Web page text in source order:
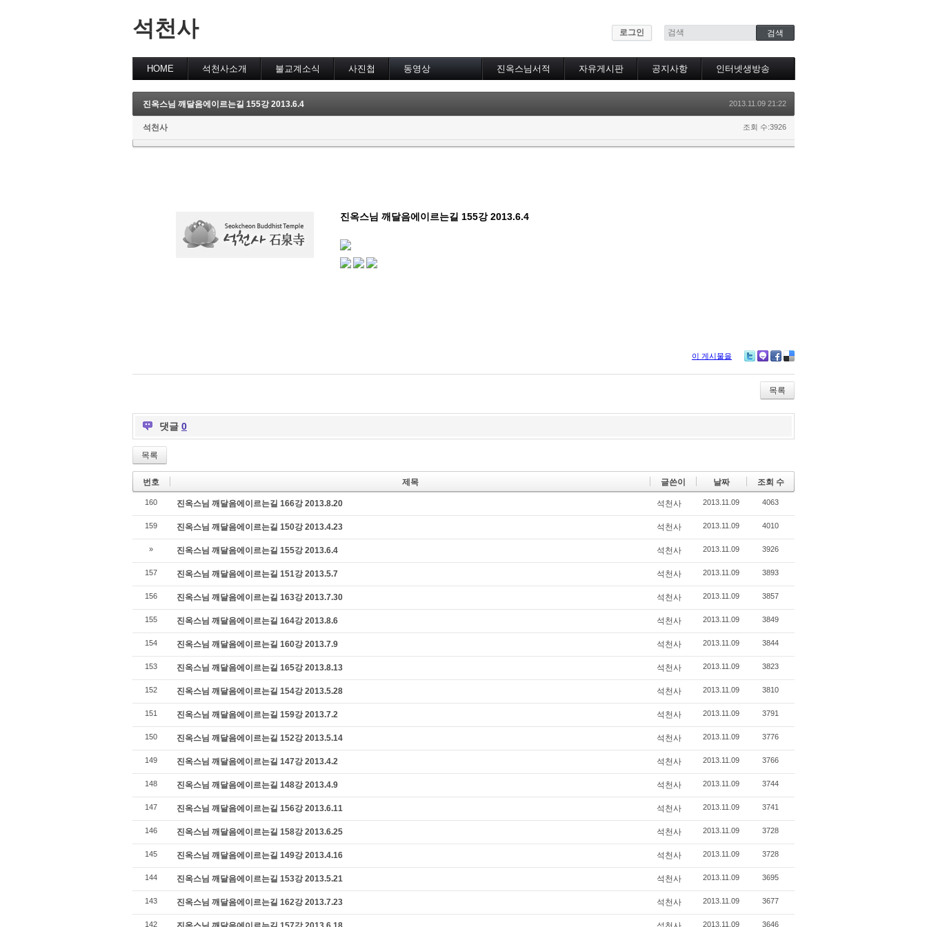
석천사 로그인
HOME 석천사소개 불교계소식 사진첩 동영상
특별법회
람림
법성게
보살37수행법
진옥스님서적 자유게시판 공지사항 인터넷생방송
진옥스님 깨달음에이르는길 155강 2013.6.4
2013.11.09 21:22
석천사 조회 수:3926
진옥스님 깨달음에이르는길 155강 2013.6.4
이 게시물을
y
bo
ok
ou
s
목록
댓글 0
목록
번호 제목 글쓴이 날짜 조회 수
160 진옥스님 깨달음에이르는길 166강 2013.8.20 석천사 2013.11.09 4063
159 진옥스님 깨달음에이르는길 150강 2013.4.23 석천사 2013.11.09 4010
» 진옥스님 깨달음에이르는길 155강 2013.6.4 석천사 2013.11.09 3926
157 진옥스님 깨달음에이르는길 151강 2013.5.7 석천사 2013.11.09 3893
156 진옥스님 깨달음에이르는길 163강 2013.7.30 석천사 2013.11.09 3857
155 진옥스님 깨달음에이르는길 164강 2013.8.6 석천사 2013.11.09 3849
154 진옥스님 깨달음에이르는길 160강 2013.7.9 석천사 2013.11.09 3844
153 진옥스님 깨달음에이르는길 165강 2013.8.13 석천사 2013.11.09 3823
152 진옥스님 깨달음에이르는길 154강 2013.5.28 석천사 2013.11.09 3810
151 진옥스님 깨달음에이르는길 159강 2013.7.2 석천사 2013.11.09 3791
150 진옥스님 깨달음에이르는길 152강 2013.5.14 석천사 2013.11.09 3776
149 진옥스님 깨달음에이르는길 147강 2013.4.2 석천사 2013.11.09 3766
148 진옥스님 깨달음에이르는길 148강 2013.4.9 석천사 2013.11.09 3744
147 진옥스님 깨달음에이르는길 156강 2013.6.11 석천사 2013.11.09 3741
146 진옥스님 깨달음에이르는길 158강 2013.6.25 석천사 2013.11.09 3728
145 진옥스님 깨달음에이르는길 149강 2013.4.16 석천사 2013.11.09 3728
144 진옥스님 깨달음에이르는길 153강 2013.5.21 석천사 2013.11.09 3695
143 진옥스님 깨달음에이르는길 162강 2013.7.23 석천사 2013.11.09 3677
142 2013.11.09 3646